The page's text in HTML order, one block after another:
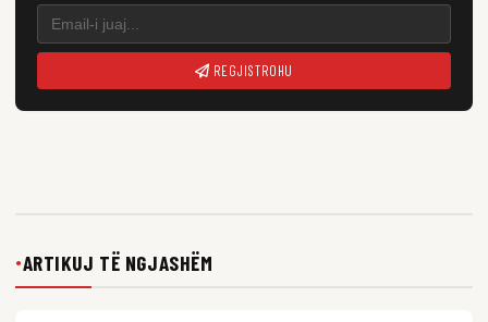
REGJISTROHU
●ARTIKUJ TË NGJASHËM